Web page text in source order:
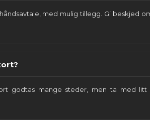
med mulig tillegg. Gi beskjed
godtas mange steder, men ta med